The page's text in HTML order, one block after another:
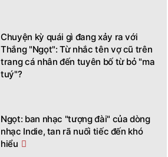
Chuyện kỳ quái gì đang xảy ra với
Thắng "Ngọt": Từ nhắc tên vợ cũ trên
trang cá nhân đến tuyên bố từ bỏ "ma
tuý"?
Ngọt: ban nhạc "tượng đài" của dòng
nhạc Indie, tan rã nuối tiếc đến khó
hiểu